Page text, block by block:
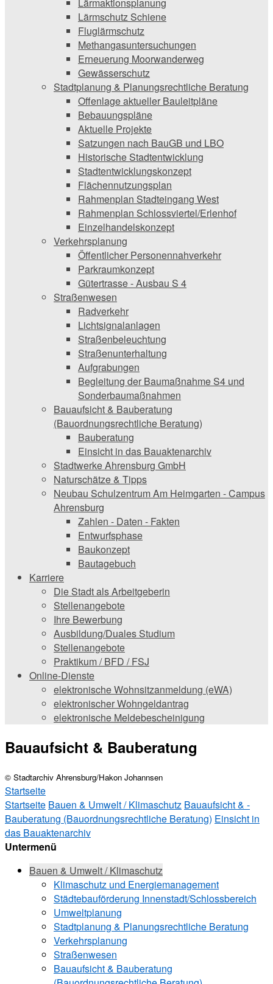
Lärmschutz Schiene
Fluglärmschutz
Methangasuntersuchungen
Erneuerung Moorwanderweg
Gewässerschutz
Stadtplanung & Planungsrechtliche Beratung
Offenlage aktueller Bauleitpläne
Bebauungspläne
Aktuelle Projekte
Satzungen ­nach BauGB und LBO
Historische Stadtentwicklung
Stadtentwicklungskonzept
Flächennutzungsplan
Rahmenplan Stadteingang West
Rahmenplan Schlossviertel/Erlenhof
Einzelhandelskonzept
Verkehrsplanung
Öffentlicher Personennahverkehr
Parkraumkonzept
Gütertrasse - Ausbau S 4
Straßenwesen
Radverkehr
Lichtsignalanlagen
Straßenbeleuchtung
Straßenunterhaltung
Aufgrabungen
Begleitung der Baumaßnahme S4 und
Sonderbaumaßnahmen
Bauaufsicht & ­Bauberatung
(Bauordnungsrechtliche Beratung)
Bauberatung
Einsicht in das Bauaktenarchiv
Stadtwerke ­Ahrensburg GmbH
Naturschätze & Tipps
Neubau Schulzentrum Am Heimgarten - Campus
Ahrensburg
Zahlen - Daten - Fakten
Entwurfsphase
Baukonzept
Bautagebuch
Karriere
Die Stadt als Arbeitgeberin
Stellenangebote
Ihre Bewerbung
Ausbildung/Duales Studium
Stellenangebote
Praktikum / BFD / FSJ
Online-Dienste
elektronische Wohnsitzanmeldung (eWA)
elektronischer Wohngeldantrag
elektronische Meldebescheinigung
Bauaufsicht & Bauberatung
© Stadtarchiv Ahrensburg/Hakon Johannsen
Startseite
Startseite Bauen & Umwelt / Klimaschutz Bauaufsicht & ­
Bauberatung (Bauordnungsrechtliche Beratung) Einsicht in
das Bauaktenarchiv
Untermenü
Bauen & Umwelt / Klimaschutz
­Klimaschutz und ­­Energiemanagement
Städtebauförderung Innenstadt/Schlossbereich
Umweltplanung
Stadtplanung & Planungsrechtliche Beratung
Verkehrsplanung
Straßenwesen
Bauaufsicht & ­Bauberatung